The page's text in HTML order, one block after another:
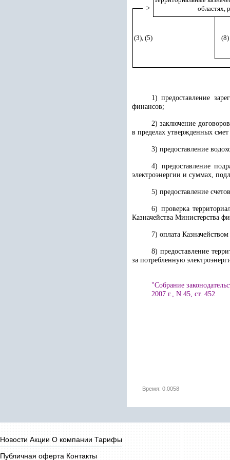
областях,
>
(3), (5) (8)
1) предоставление
финансов;
2) заключение
в пределах утвержденных смет
3) предоставление
4) предоставление
электроэнергии и суммах,
5) предоставление
6) проверка
Казначейства Министерства
7) оплата
8) предоставление
за потребленную
"Собрание
2007 г., N 45, ст. 452
Время: 0.0058
Новости Акции О компании Тарифы
Публичная оферта Контакты